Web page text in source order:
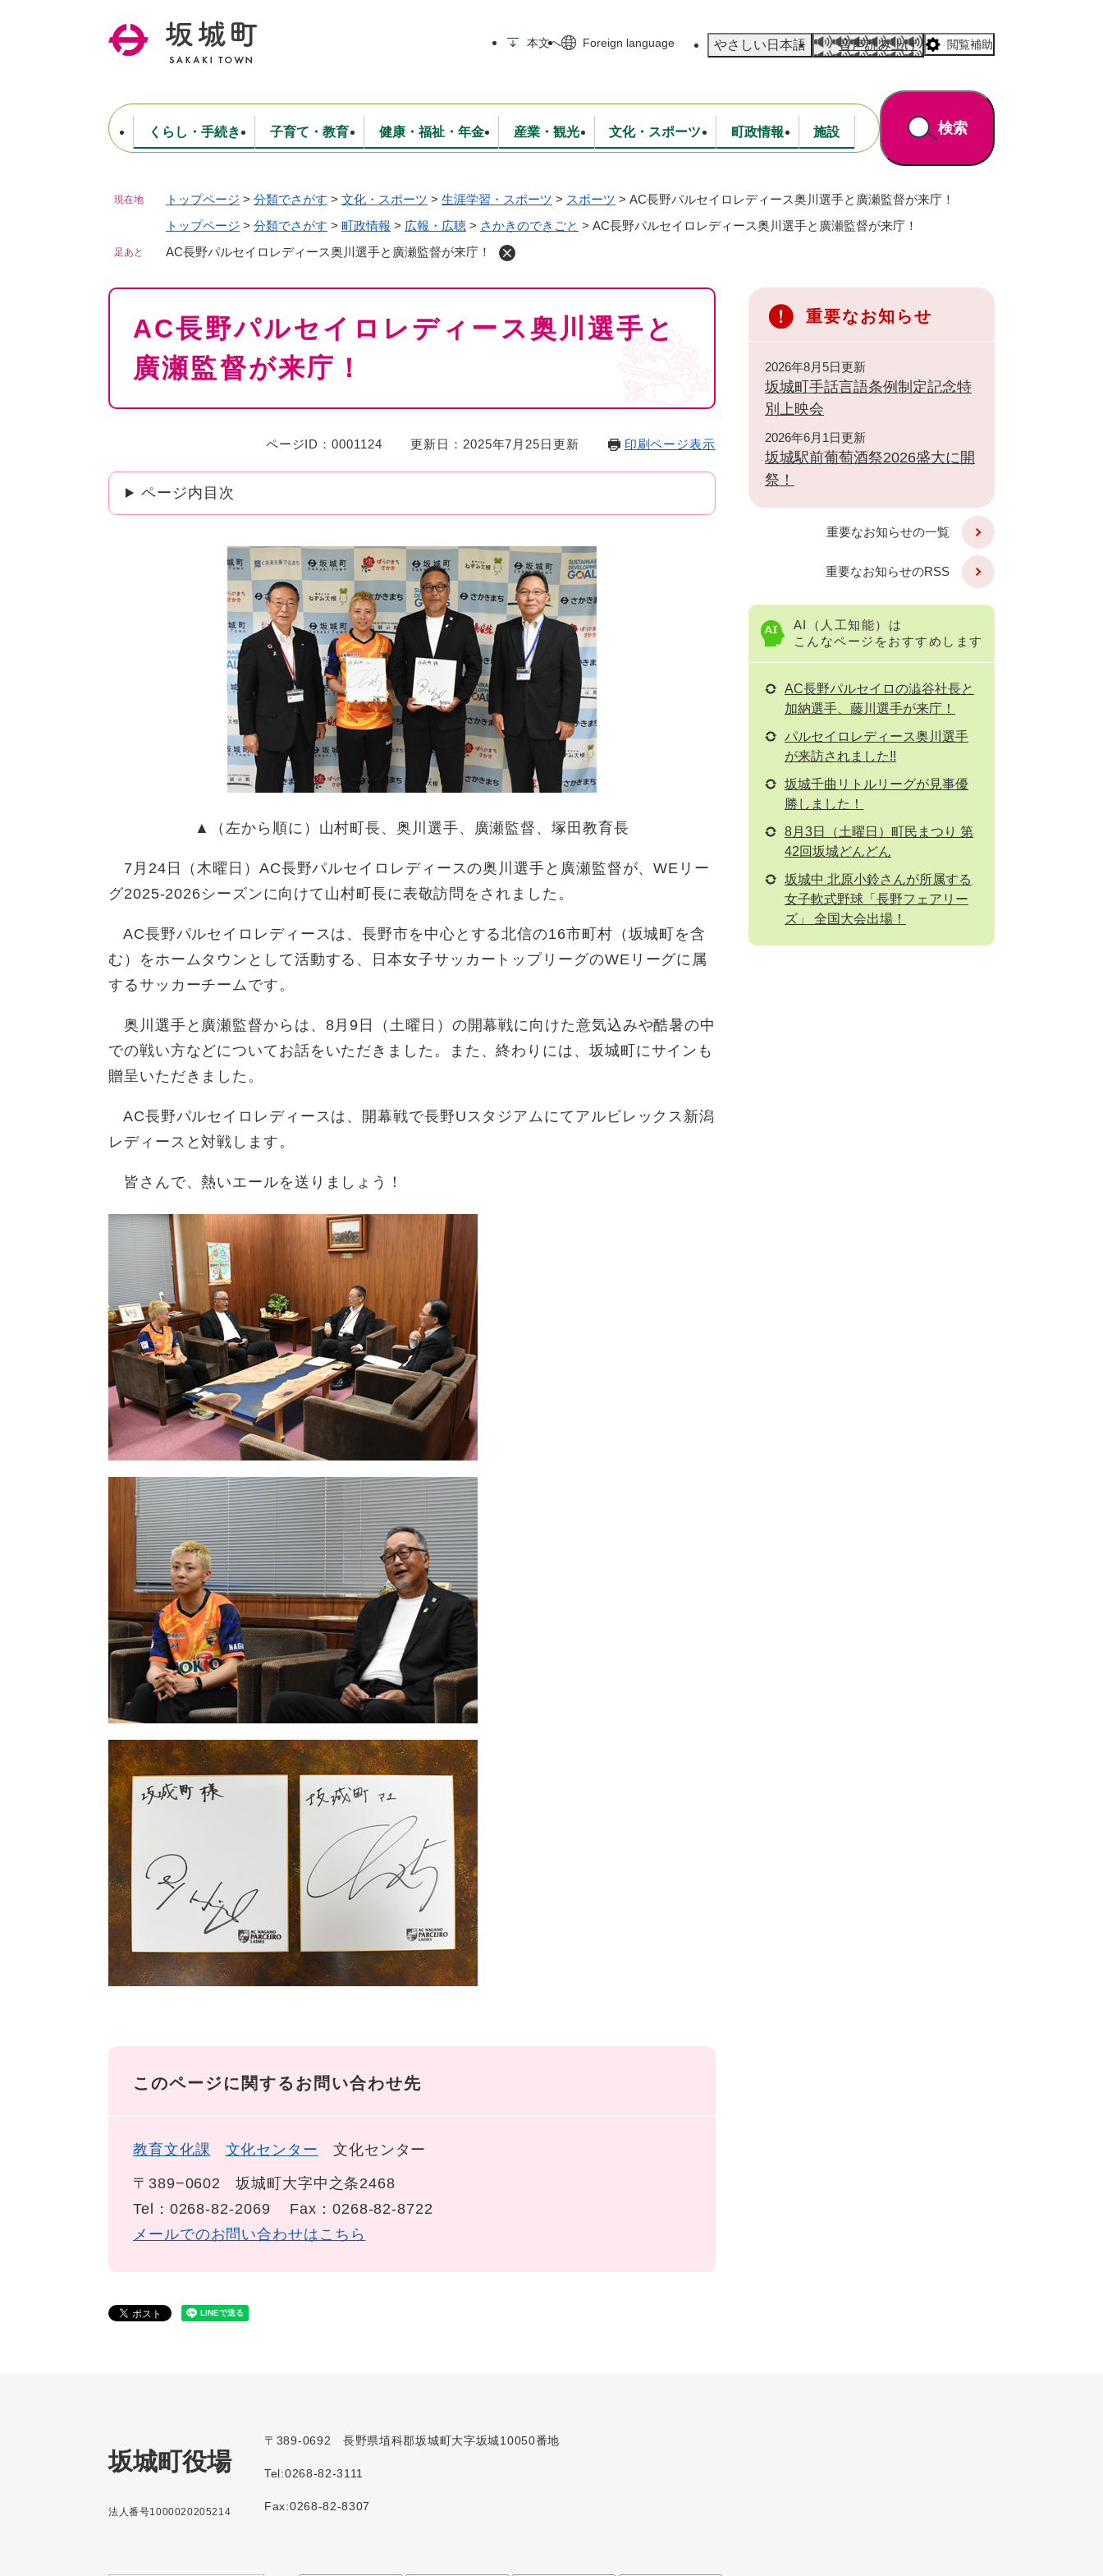
本文へ Foreign language やさしい日本語 音声読み上げ 閲覧補助
くらし・手続き
住民票・戸籍・証明 防災・行政無線 消防・救急 生活環境
道路・公園
税金
ごみ・環境・衛生 上下水道 地域コミュニティ
子育て・教育
妊娠・出産・子育て 保育 学校・教育
健康・福祉・年金
健康・医療 福祉 保険・年金
産業・観光
商工業 農林業 入札・契約 観光・特産
文化・スポーツ
生涯学習・スポーツ 文化
町政情報
ようこそ町長室へ 坂城町について 統計情報 広報・広聴
財政
人事・採用・職員
選挙 行政
施設
公共施設
検索
現在地 トップページ > 分類でさがす > 文化・スポーツ > 生涯学習・スポーツ > スポーツ > AC長野パルセイロレディース奥川選手と廣瀬監督が来庁！
トップページ > 分類でさがす > 町政情報 > 広報・広聴 > さかきのできごと > AC長野パルセイロレディース奥川選手と廣瀬監督が来庁！
足あと AC長野パルセイロレディース奥川選手と廣瀬監督が来庁！
本
AC長野パルセイロレディース奥川選手と
廣瀬監督が来庁！
ページID：0001124 更新日：2025年7月25日更新 印刷ページ表示
ページ内目次
▲（左から順に）山村町長、奥川選手、廣瀬監督、塚田教育長
7月24日（木曜日）AC長野パルセイロレディースの奥川選手と廣瀬監督が、WEリー
グ2025-2026シーズンに向けて山村町長に表敬訪問をされました。
AC長野パルセイロレディースは、長野市を中心とする北信の16市町村（坂城町を含
む）をホームタウンとして活動する、日本女子サッカートップリーグのWEリーグに属
するサッカーチームです。
奥川選手と廣瀬監督からは、8月9日（土曜日）の開幕戦に向けた意気込みや酷暑の中
での戦い方などについてお話をいただきました。また、終わりには、坂城町にサインも
贈呈いただきました。
AC長野パルセイロレディースは、開幕戦で長野Uスタジアムにてアルビレックス新潟
レディースと対戦します。
皆さんで、熱いエールを送りましょう！
このページに関するお問い合わせ先
教育文化課 文化センター 文化センター
〒389−0602
坂城町大字中之条2468
Tel：0268-82-2069
Fax：0268-82-8722
メールでのお問い合わせはこちら
重要なお知らせ
2026年8月5日更新
坂城町手話言語条例制定記念特
別上映会
2026年6月1日更新
坂城駅前葡萄酒祭2026盛大に開
祭！
重要なお知らせの一覧
重要なお知らせのRSS
AI（人工知能）は
こんなページをおすすめします
AC長野パルセイロの澁谷社長と
加納選手、藤川選手が来庁！
パルセイロレディース奥川選手
が来訪されました!!
坂城千曲リトルリーグが見事優
勝しました！
8月3日（土曜日）町民まつり 第
42回坂城どんどん
坂城中 北原小鈴さんが所属する
女子軟式野球「長野フェアリー
ズ」 全国大会出場！
坂城町役場
法人番号1000020205214
〒389-0692 長野県埴科郡坂城町大字坂城10050番地
Tel:0268-82-3111
Fax:0268-82-8307